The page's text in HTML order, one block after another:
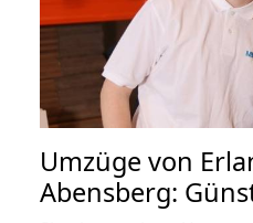
Umzüge von
Abensberg: